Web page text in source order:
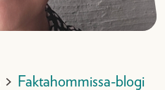
> Faktahommissa-blogi